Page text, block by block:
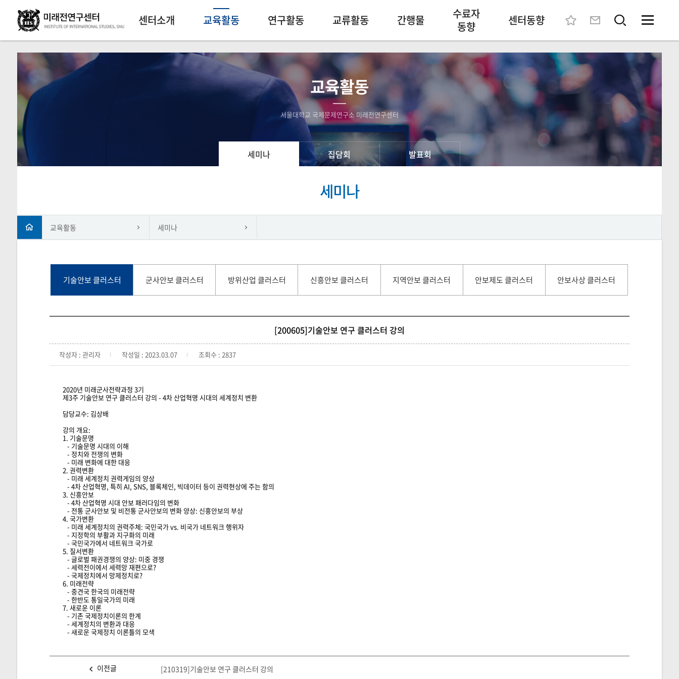
센터소개 교육활동 연구활동 교류활동 간행물
수료자
동향
센터동향
교육활동
서울대학교 국제문제연구소 미래전연구센터
세미나 집담회 발표회
세미나
교육활동 세미나
기술안보 클러스터 군사안보 클러스터 방위산업 클러스터 신흥안보 클러스터 지역안보 클러스터 안보제도 클러스터 안보사상 클러스터
[200605]기술안보 연구 클러스터 강의
작성자 : 관리자 작성일 : 2023.03.07 조회수 : 2837
2020년 미래군사전략과정 3기
제3주 기술안보 연구 클러스터 강의 - 4차 산업혁명 시대의 세계정치 변환
담당교수: 김상배
강의 개요:
1. 기술문명
- 기술문명 시대의 이해
- 정치와 전쟁의 변화
- 미래 변화에 대한 대응
2. 권력변환
- 미래 세계정치 권력게임의 양상
- 4차 산업혁명, 특히 AI, SNS, 블록체인, 빅데이터 등이 권력현상에 주는 함의
3. 신흥안보
- 4차 산업혁명 시대 안보 패러다임의 변화
- 전통 군사안보 및 비전통 군사안보의 변화 양상: 신흥안보의 부상
4. 국가변환
- 미래 세계정치의 권력주체: 국민국가 vs. 비국가 네트워크 행위자
- 지정학의 부활과 지구화의 미래
- 국민국가에서 네트워크 국가로
5. 질서변환
- 글로벌 패권경쟁의 양상: 미중 경쟁
- 세력전이에서 세력망 재편으로?
- 국제정치에서 망제정치로?
6. 미래전략
- 중견국 한국의 미래전략
- 한반도 통일국가의 미래
7. 새로운 이론
- 기존 국제정치이론의 한계
- 세계정치의 변환과 대응
- 새로운 국제정치 이론틀의 모색
이전글 [210319]기술안보 연구 클러스터 강의